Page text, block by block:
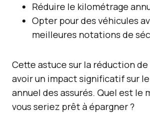
Réduire le kilométrage
Opter pour des véhicules
meilleures notations de
Cette astuce sur la réduction
avoir un impact significatif sur
annuel des assurés. Quel est le
vous seriez prêt à épargner ?